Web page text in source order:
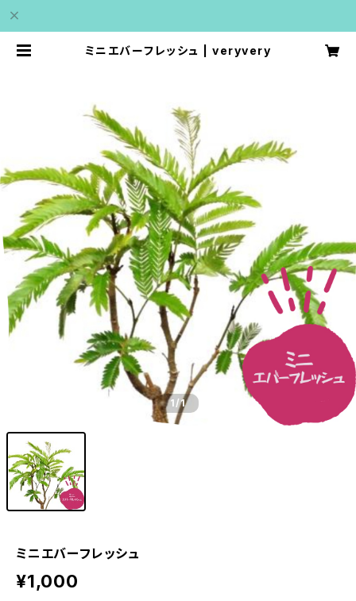
ミニエバーフレッシュ | veryvery
1 /1
ミニエバーフレッシュ
¥1,000